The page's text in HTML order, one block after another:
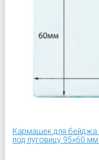
Кармашек для бейджа
под пуговицу 95×60 мм